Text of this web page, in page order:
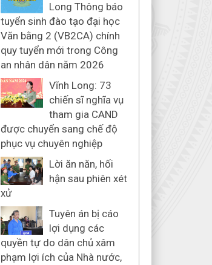
Long Thông báo
tuyển sinh đào tạo đại học
Văn bằng 2 (VB2CA) chính
quy tuyển mới trong Công
an nhân dân năm 2026
Vĩnh Long: 73
chiến sĩ nghĩa vụ
tham gia CAND
được chuyển sang chế độ
phục vụ chuyên nghiệp
Lời ăn năn, hối
hận sau phiên xét
xử
Tuyên án bị cáo
lợi dụng các
quyền tự do dân chủ xâm
phạm lợi ích của Nhà nước,